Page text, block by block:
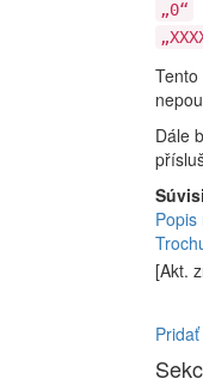
„0“
Dále
[Akt.